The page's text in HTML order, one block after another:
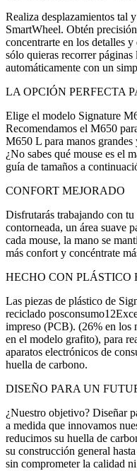
Realiza desplazamientos tal
SmartWheel. Obtén
concentrarte en los detalles
sólo quieras recorrer
automáticamente con un
LA OPCIÓN PERFECTA
Elige el modelo Signature
Recomendamos el M650
M650 L para manos
¿No sabes qué mouse es el
guía de tamaños a
CONFORT MEJORADO
Disfrutarás trabajando con
contorneada, un área suave
cada mouse, la mano se
más confort y concéntrate
HECHO CON PLÁSTICO
Las piezas de plástico de
reciclado
impreso (PCB). (26% en los
en el modelo grafito), para
aparatos electrónicos de
huella de carbono.
DISEÑO PARA UN
¿Nuestro objetivo? Diseñar
a medida que innovamos
reducimos su huella de
su construcción general
sin comprometer la calidad